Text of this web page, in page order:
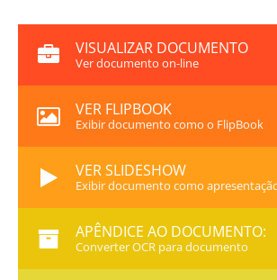
VISUALIZAR DOCUMENTO
Ver documento on-line
VER FLIPBOOK
Exibir documento como o FlipBook
VER SLIDESHOW
Exibir documento como
APÊNDICE AO DOCUMENTO:
Converter OCR para documento